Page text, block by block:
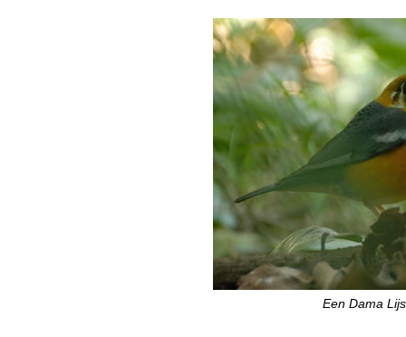
Een Dama